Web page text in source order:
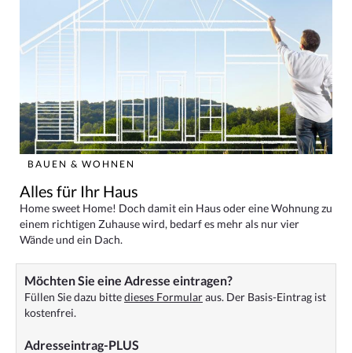
BAUEN & WOHNEN
Alles für Ihr Haus
Home sweet Home! Doch damit ein Haus oder eine Wohnung zu
einem richtigen Zuhause wird, bedarf es mehr als nur vier
Wände und ein Dach.
Möchten Sie eine Adresse eintragen?
Füllen Sie dazu bittedieses Formularaus. Der Basis-Eintrag ist
kostenfrei.
Adresseintrag-PLUS